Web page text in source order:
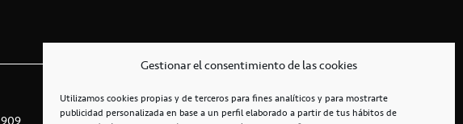
Gestionar el consentimiento de las cookies
Utilizamos cookies propias y de terceros para fines analíticos y para mostrarte
publicidad personalizada en base a un perfil elaborado a partir de tus hábitos de